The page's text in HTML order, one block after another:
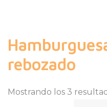
rebozado
Mostrando los 3